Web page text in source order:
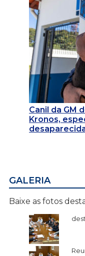
Canil da GM
Kronos,
GALERIA
Baixe as fotos